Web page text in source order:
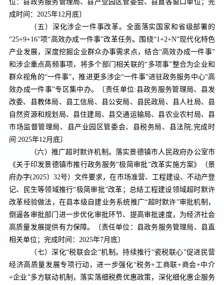
位：县政务服务管理局、县产业园区管委会、县直各窗口单位；完
成时间： 2025年12 月底〕
（五）深化涉企一件事改革。 全面落实国家和省级部署的
“25+9+16”项“高效办成一件事”改革任务。围绕“1+2+N”现代化特色
产业发展，深度挖掘企业群众办事需求点，结合“高效办成一件事”
和涉企重点高频事项，将多个部门相关联的“多项事”整合为企业和
群众视角的“一件事”，推进更多涉企“一件事”进驻政务服务中心“高
效办成一件事”专区集中办。
〔责任单位:县政务服务管理局、县发
改委、县教体局、县工信局、县公安局、县民政局、县人社局、县
自然资源和规划局、县住建局、县交通运输局、县农业农村局、 县
市场监督管理局 、县产业园区管委会、县税务局、县法院;完成时
间 :2025年12 月底〕
（六）推广超时默许机制。落实景德镇市人民政府办公室市
《关于印发景德镇市推行政务服务“极简审批”改革实施方案》（景
府办字(2025〕32号）文件要求，在市场准营、工程建设、不动产登
记、民生等领域推行“极简审批”改革；总结工程建设领域超时默许
改革经验做法，在县本级自建业务系统推广“超时默许”审批机制，
倒逼各审批部门进一步优化审批环节、提高审批速度，为经济社会
高质量发展提供有力保障。
〔责任单位：县政务服务管理局、县直
相关单位；完成时间： 2025年7月底〕
（七）深化“税联会企”机制。持续推行“瓷税联心”促进民营
经济高质量发展专项行动，进一步强化“税务+工商联+商会+中介
+企业”多方联动机制，落实落细税费优惠政策，深化细化惠企服务